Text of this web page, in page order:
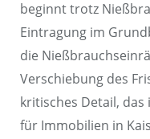
beginnt trotz
Eintragung im
die
Verschiebung des
kritisches Detail,
für Immobilien in